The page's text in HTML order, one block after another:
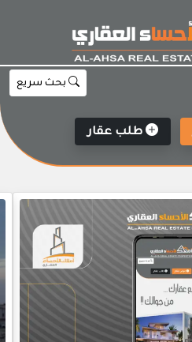
بحث سريع
طلب عقار